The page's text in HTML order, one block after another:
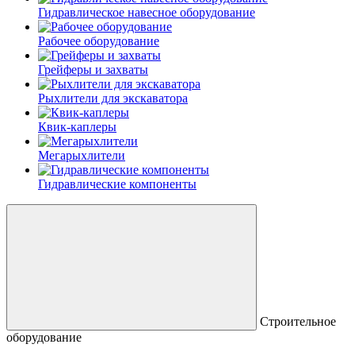
Гидравлическое навесное оборудование
Рабочее оборудование
Грейферы и захваты
Рыхлители для экскаватора
Квик-каплеры
Мегарыхлители
Гидравлические компоненты
Строительное
оборудование